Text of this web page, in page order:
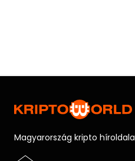
Magyarország kripto híroldala